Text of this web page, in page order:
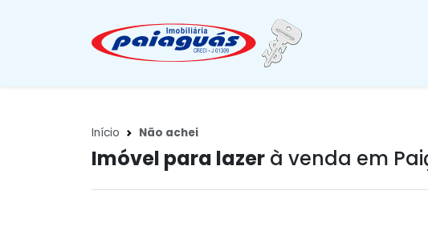
Início Não achei
Imóvel para lazer à venda em